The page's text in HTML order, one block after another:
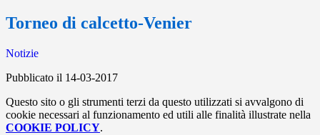
Torneo di calcetto-Venier
Notizie
Pubblicato il 14-03-2017
Questo sito o gli strumenti terzi da questo utilizzati si avvalgono di
cookie necessari al funzionamento ed utili alle finalità illustrate nella
COOKIE POLICY.